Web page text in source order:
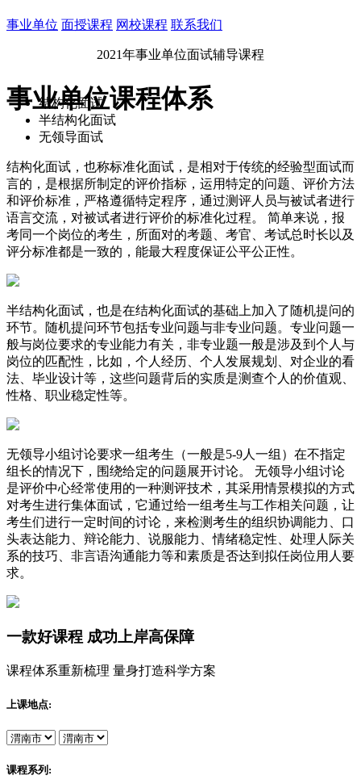
事业单位 面授课程 网校课程 联系我们
2021年事业单位面试辅导课程
事业单位课程体系
结构化面试
半结构化面试
无领导面试
结构化面试，也称标准化面试，是相对于传统的经验型面试而
言的，是根据所制定的评价指标，运用特定的问题、评价方法
和评价标准，严格遵循特定程序，通过测评人员与被试者进行
语言交流，对被试者进行评价的标准化过程。 简单来说，报
考同一个岗位的考生，所面对的考题、考官、考试总时长以及
评分标准都是一致的，能最大程度保证公平公正性。
半结构化面试，也是在结构化面试的基础上加入了随机提问的
环节。随机提问环节包括专业问题与非专业问题。专业问题一
般与岗位要求的专业能力有关，非专业题一般是涉及到个人与
岗位的匹配性，比如，个人经历、个人发展规划、对企业的看
法、毕业设计等，这些问题背后的实质是测查个人的价值观、
性格、职业稳定性等。
无领导小组讨论要求一组考生（一般是5-9人一组）在不指定
组长的情况下，围绕给定的问题展开讨论。 无领导小组讨论
是评价中心经常使用的一种测评技术，其采用情景模拟的方式
对考生进行集体面试，它通过给一组考生与工作相关问题，让
考生们进行一定时间的讨论，来检测考生的组织协调能力、口
头表达能力、辩论能力、说服能力、情绪稳定性、处理人际关
系的技巧、非言语沟通能力等和素质是否达到拟任岗位用人要
求。
一款好课程 成功上岸高保障
课程体系重新梳理 量身打造科学方案
上课地点:
课程系列: